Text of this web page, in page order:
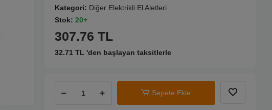
Kategori: Diğer Elektrikli El Aletleri
Stok: 20+
307.76 TL
32.71 TL 'den başlayan taksitlerle
Sepete Ekle